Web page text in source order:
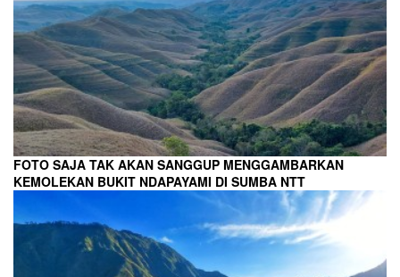
FOTO SAJA TAK AKAN SANGGUP MENGGAMBARKAN
KEMOLEKAN BUKIT NDAPAYAMI DI SUMBA NTT